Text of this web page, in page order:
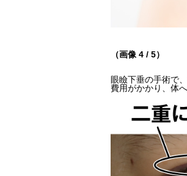
（画像 4 / 5）
眼瞼下垂の手術で
費用がかかり、体